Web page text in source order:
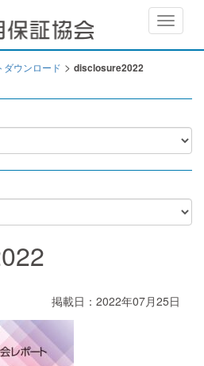
Toggle
ダウンロード > disclosure2022
掲載日：2022年07月25日